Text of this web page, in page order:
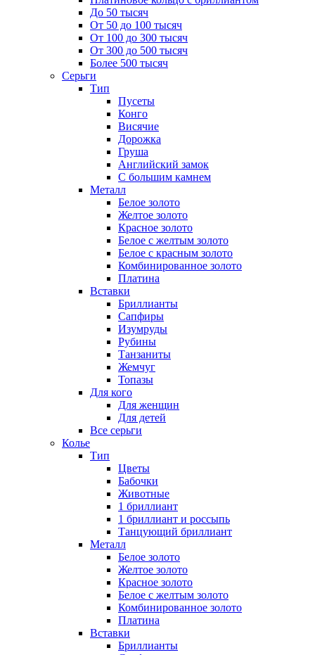
До 50 тысяч
От 50 до 100 тысяч
От 100 до 300 тысяч
От 300 до 500 тысяч
Более 500 тысяч
Серьги
Тип
Пусеты
Конго
Висячие
Дорожка
Груша
Английский замок
С большим камнем
Металл
Белое золото
Желтое золото
Красное золото
Белое с желтым золото
Белое с красным золото
Комбинированное золото
Платина
Вставки
Бриллианты
Сапфиры
Изумруды
Рубины
Танзаниты
Жемчуг
Топазы
Для кого
Для женщин
Для детей
Все серьги
Колье
Тип
Цветы
Бабочки
Животные
1 бриллиант
1 бриллиант и россыпь
Танцующий бриллиант
Металл
Белое золото
Желтое золото
Красное золото
Белое с желтым золото
Комбинированное золото
Платина
Вставки
Бриллианты